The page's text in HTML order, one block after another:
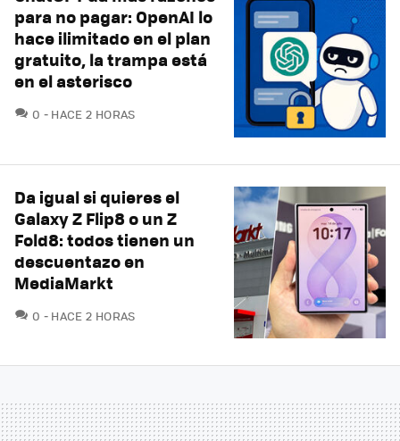
para no pagar: OpenAI lo
hace ilimitado en el plan
gratuito, la trampa está
en el asterisco
0 COMENTARIOS
HACE 2 HORAS
Da igual si quieres el
Galaxy Z Flip8 o un Z
Fold8: todos tienen un
descuentazo en
MediaMarkt
0 COMENTARIOS
HACE 2 HORAS